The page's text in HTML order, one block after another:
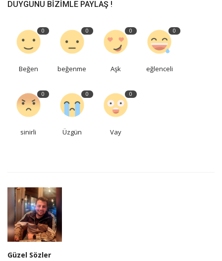
DUYGUNU BIZIMLE PAYLAŞ !
0
Beğen
0
beğenme
0
Aşk
0
eğlenceli
0
sinirli
0
Üzgün
0
Vay
Güzel Sözler